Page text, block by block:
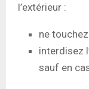
l’extérieur :
ne
interdisez
sauf en